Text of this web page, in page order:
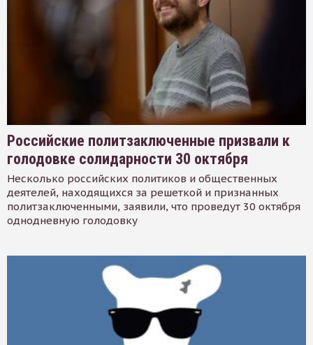
Российские политзаключенные призвали к
голодовке солидарности 30 октября
Несколько российских политиков и общественных
деятелей, находящихся за решеткой и признанных
политзаключенными, заявили, что проведут 30 октября
однодневную голодовку